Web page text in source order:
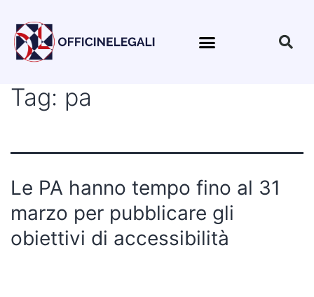
Tag: pa
Le PA hanno tempo fino al 31
marzo per pubblicare gli
obiettivi di accessibilità